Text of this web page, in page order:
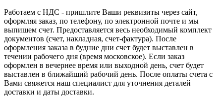
Работаем с НДС - пришлите Ваши реквизиты через сайт,
оформляя заказ, по телефону, по электронной почте и мы
выпишем счет. Предоставляется весь необходимый комплект
документов (счет, накладная, счет-фактура). После
оформления заказа в будние дни счет будет выставлен в
течении рабочего дня (время московское). Если заказ
оформлен в вечернее время или выходной день, счет будет
выставлен в ближайший рабочий день. После оплаты счета с
Вами свяжется наш специалист для уточнения деталей
доставки и даты доставки.